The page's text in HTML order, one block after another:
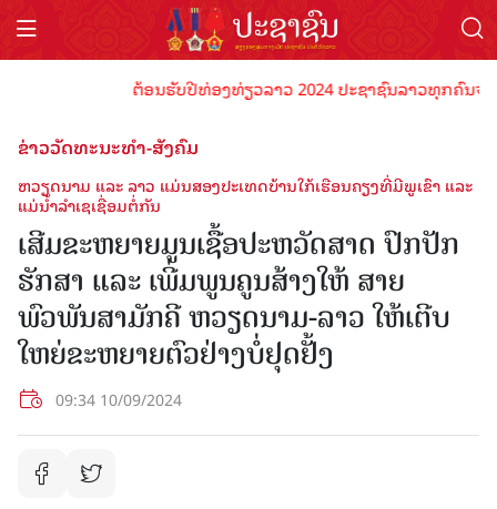
ຕ້ອນຮັບປີທ່ອງທ່ຽວລາວ 2024 ປະຊາຊົນລາວທຸກຄົນຈົ່ງພ້ອມ
ຂ່າວວັດທະນະທຳ-ສັງຄົມ
ຫວຽດ​ນາມ ແລະ ລາວ ແມ່ນ​ສອງ​ປະ​ເທດ​ບ້ານ​ໃກ້​ເຮືອນ​ຄຽງ​ທີ່ມີ​ພູ​ເຂົາ ​ແລະ ​
ແມ່​ນ້ຳລໍາເຊ​ເຊື່ອມ​ຕໍ່ກັນ
ເສີມຂະຫຍາຍມູນເຊື້ອປະຫວັດສາດ ປົກປັກ
ຮັກສາ ແລະ ເພີ່ມພູນຄູນສ້າງໃຫ້ ສາຍ
ພົວພັນສາມັກຄີ ຫວຽດນາມ-ລາວ ໃຫ້ເຕີບ
ໃຫຍ່ຂະຫຍາຍຕົວຢ່າງບໍ່ຢຸດຢັ້ງ
09:34 10/09/2024